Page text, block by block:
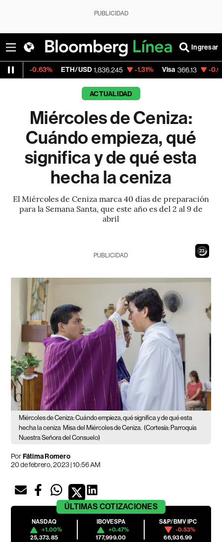
PUBLICIDAD
Ingresar
ETH/USD 1,836.245 -1.31% Visa 366.13 -0.04%
ACTUALIDAD
Miércoles de Ceniza:
Cuándo empieza, qué
significa y de qué esta
hecha la ceniza
El Miércoles de Ceniza marca 40 días de preparación
para la Semana Santa, que este año es del 2 al 9 de
abril
22
PUBLICIDAD
Miércoles de Ceniza: Cuándo empieza, qué significa y de qué esta
hecha la ceniza Misa del Miércoles de Ceniza. (Cortesía: Parroquia
Nuestra Señora del Consuelo)
PorFátima Romero
20 de febrero, 2023 | 10:56 AM
ÚLTIMAS COTIZACIONES
NASDAQ
+1.00%
25,373.85
IBOVESPA
+0.47%
177,999.00
S&P/BMV IPC
-0.53%
66,936.99